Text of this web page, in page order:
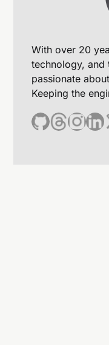
With over 20
technology, and
passionate
Keeping the